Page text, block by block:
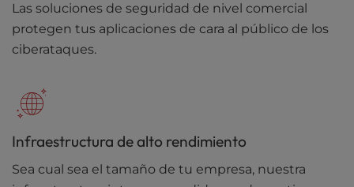
Las soluciones de seguridad de nivel comercial
protegen tus aplicaciones de cara al público de los
ciberataques.
Infraestructura de alto rendimiento
Sea cual sea el tamaño de tu empresa, nuestra